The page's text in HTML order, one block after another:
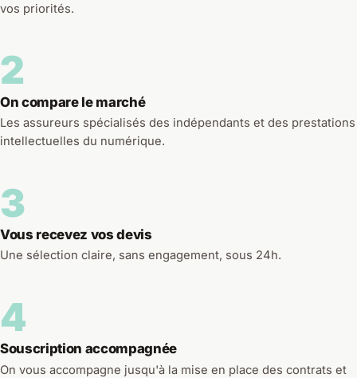
vos priorités.
2
On compare le marché
Les assureurs spécialisés des indépendants et des prestations
intellectuelles du numérique.
3
Vous recevez vos devis
Une sélection claire, sans engagement, sous 24h.
4
Souscription accompagnée
On vous accompagne jusqu'à la mise en place des contrats et